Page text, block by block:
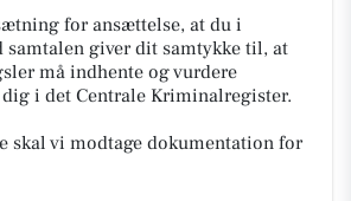
for ansættelse, at du i
samtalen giver dit samtykke til, at
må indhente og vurdere
i det Centrale Kriminalregister.
skal vi modtage dokumentation for